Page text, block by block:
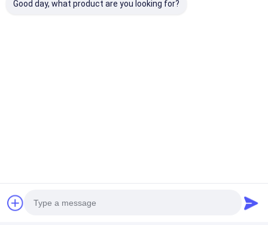
Good day, what product are you looking for?